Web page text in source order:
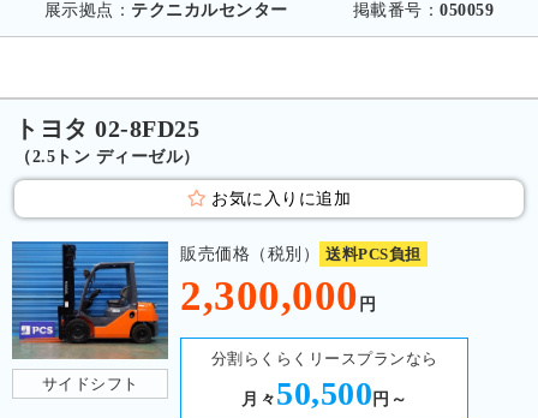
展示拠点： テクニカルセンター 掲載番号：050059
トヨタ 02-8FD25
（2.5トン ディーゼル）
お気に入りに追加
サイドシフト
販売価格（税別） 送料PCS負担
2,300,000 円
分割らくらくリースプランなら
月々 50,500 円～